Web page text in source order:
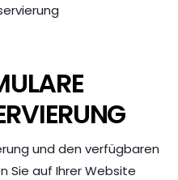
und den verfügbaren
Sie auf Ihrer Website